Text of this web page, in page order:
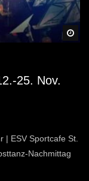
25. Nov.
| ESV Sportcafe St.
Nachmittag